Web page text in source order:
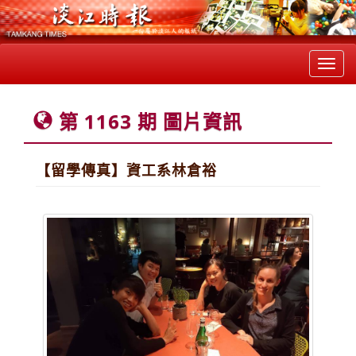
第 1163 期 圖片資訊
【留學傳真】資工系林倉裕